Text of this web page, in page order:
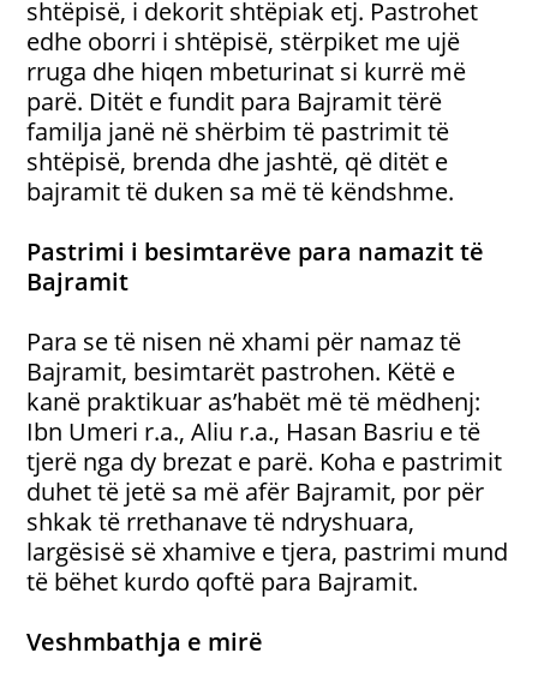
shtëpisë, i dekorit shtëpiak etj. Pastrohet
edhe oborri i shtëpisë, stërpiket me ujë
rruga dhe hiqen mbeturinat si kurrë më
parë. Ditët e fundit para Bajramit tërë
familja janë në shërbim të pastrimit të
shtëpisë, brenda dhe jashtë, që ditët e
bajramit të duken sa më të këndshme.
Pastrimi i besimtarëve para namazit të
Bajramit
Para se të nisen në xhami për namaz të
Bajramit, besimtarët pastrohen. Këtë e
kanë praktikuar as’habët më të mëdhenj:
Ibn Umeri r.a., Aliu r.a., Hasan Basriu e të
tjerë nga dy brezat e parë. Koha e pastrimit
duhet të jetë sa më afër Bajramit, por për
shkak të rrethanave të ndryshuara,
largësisë së xhamive e tjera, pastrimi mund
të bëhet kurdo qoftë para Bajramit.
Veshmbathja e mirë